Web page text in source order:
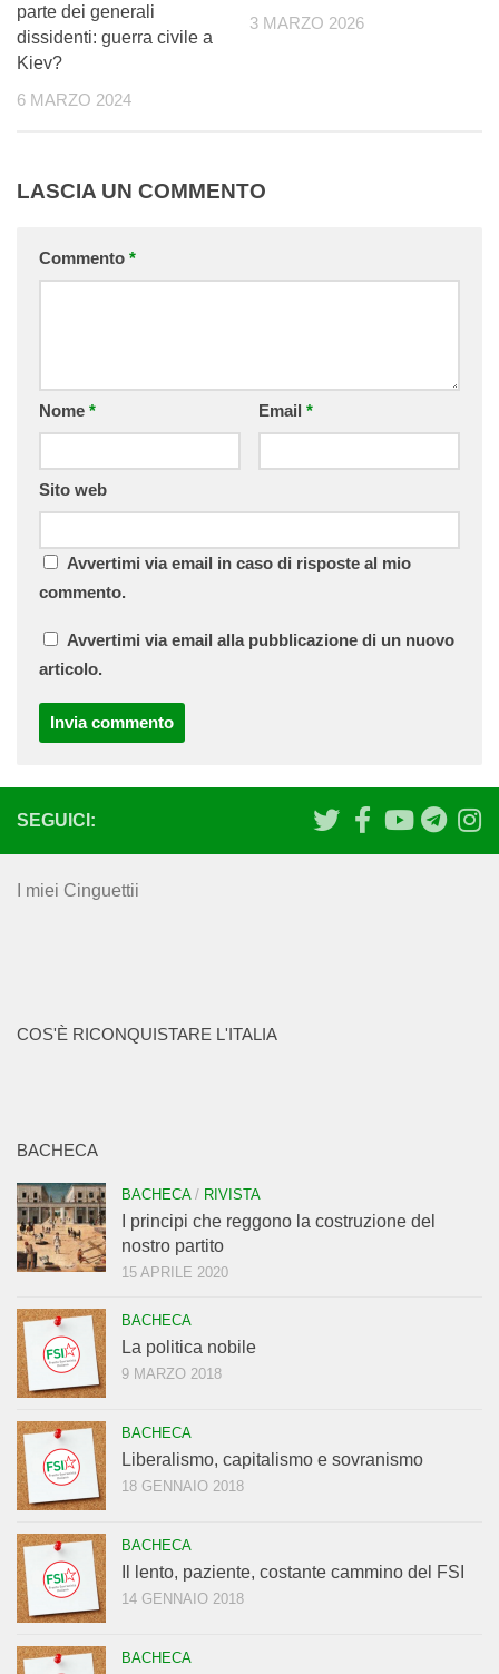
parte dei generali
dissidenti: guerra civile a
Kiev?
6 MARZO 2024
3 MARZO 2026
LASCIA UN COMMENTO
Commento *
Nome * Email *
Sito web
Avvertimi via email in caso di risposte al mio
commento.
Avvertimi via email alla pubblicazione di un nuovo
articolo.
SEGUICI:
I miei Cinguettii
COS'È RICONQUISTARE L'ITALIA
BACHECA
BACHECA/ RIVISTA
I principi che reggono la costruzione del
nostro partito
15 APRILE 2020
BACHECA
La politica nobile
9 MARZO 2018
BACHECA
Liberalismo, capitalismo e sovranismo
18 GENNAIO 2018
BACHECA
Il lento, paziente, costante cammino del FSI
14 GENNAIO 2018
BACHECA